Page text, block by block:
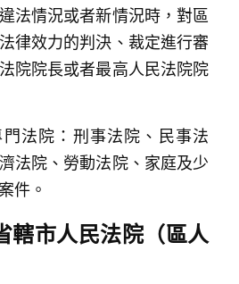
法情況或者新情況時，對區
律效力的判決、裁定進行審
院院長或者最高人民法院院
法院：刑事法院、民事法
法院、勞動法院、家庭及少
件。
轄市人民法院（區人